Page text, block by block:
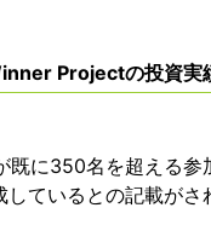
Projectの投資実
既に350名を超える
ているとの記載がさ